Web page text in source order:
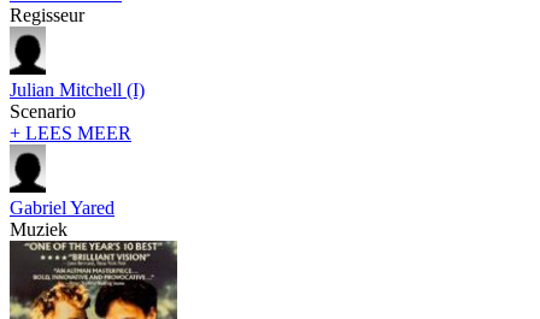
Regisseur
Julian Mitchell (I)
Scenario
+ LEES MEER
Gabriel Yared
Muziek